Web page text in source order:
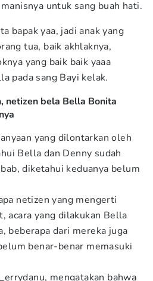
untuk sang buah hati.
bapak yaa, jadi anak yang
tua, baik akhlaknya,
yang baik baik yaaa
pada sang Bayi kelak.
netizen bela Bella Bonita
yang dilontarkan oleh
Bella dan Denny sudah
diketahui keduanya belum
netizen yang mengerti
acara yang dilakukan Bella
beberapa dari mereka juga
benar-benar memasuki
mengatakan bahwa